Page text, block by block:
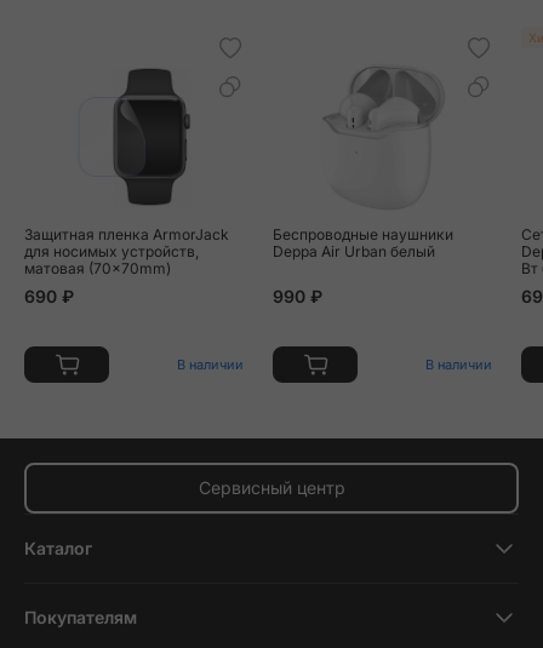
Защитная пленка ArmorJack
для носимых устройств,
матовая (70x70mm)
690 ₽
В наличии
Беспроводные наушники
Deppa Air Urban белый
990 ₽
В наличии
Вт
Сервисный центр
Каталог
Планшеты
Покупателям